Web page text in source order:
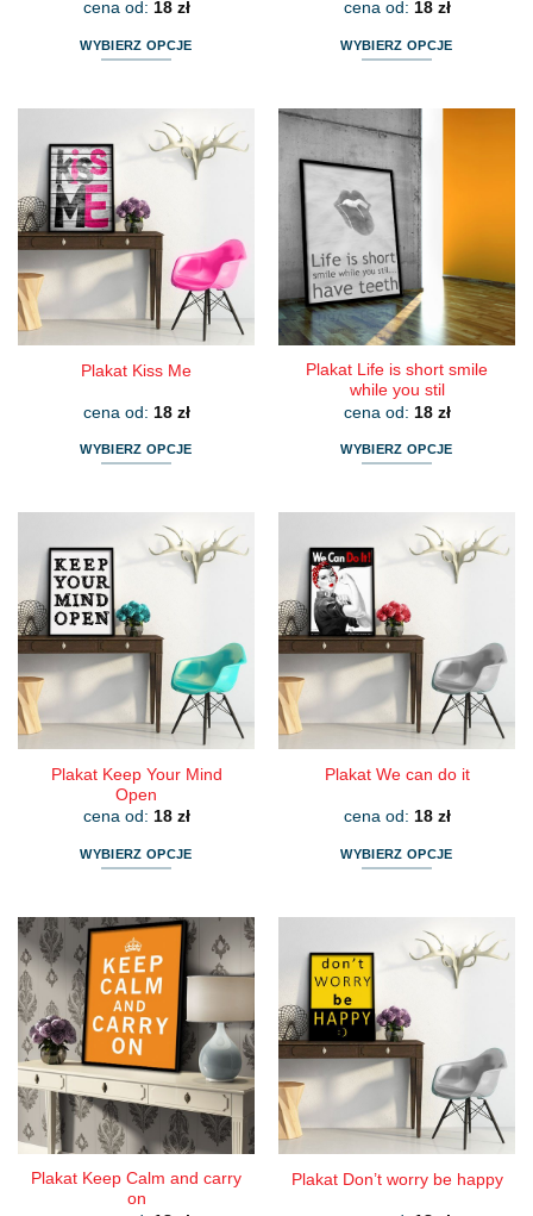
cena od: 18 zł
WYBIERZ OPCJE
wiele
wariantów.
Opcje
można
wybrać
na
stronie
produktu
cena od: 18 zł
WYBIERZ OPCJE
ma
wiele
wariantów.
Opcje
można
wybrać
na
stronie
produktu
Plakat Kiss Me
cena od: 18 zł
WYBIERZ OPCJE
wiele
wariantów.
Opcje
można
wybrać
na
stronie
produktu
Plakat Life is short smile
while you stil
cena od: 18 zł
WYBIERZ OPCJE
wiele
wariantów.
Opcje
można
wybrać
na
stronie
produktu
Plakat Keep Your Mind
Open
cena od: 18 zł
WYBIERZ OPCJE
ma
wiele
wariantów.
Opcje
można
wybrać
na
stronie
produktu
Plakat We can do it
cena od: 18 zł
WYBIERZ OPCJE
wiele
wariantów.
Opcje
można
wybrać
na
stronie
produktu
Plakat Keep Calm and carry
on
Plakat Don’t worry be happy